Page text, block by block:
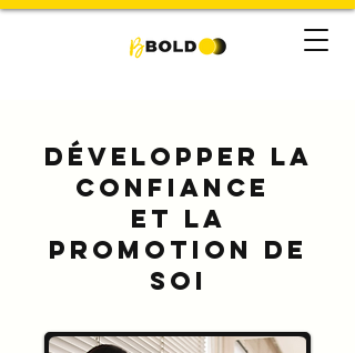
Développer la
confiance
et la
promotion de
soi